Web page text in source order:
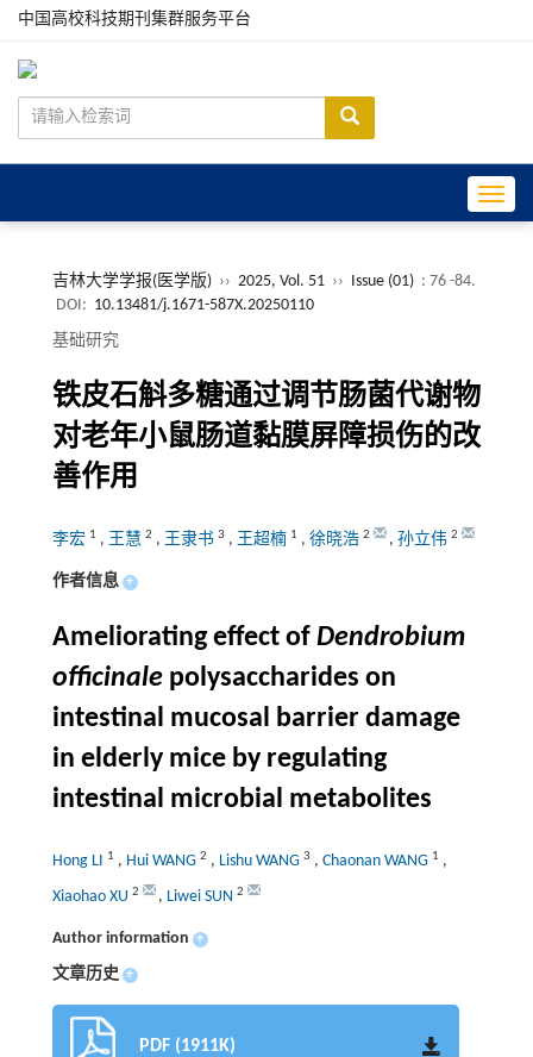
中国高校科技期刊集群服务平台
吉林大学学报(医学版) ›› 2025, Vol. 51 ›› Issue (01) : 76 -84.
DOI: 10.13481/j.1671-587X.20250110
基础研究
铁皮石斛多糖通过调节肠菌代谢物
对老年小鼠肠道黏膜屏障损伤的改
善作用
李宏 1 , 王慧 2 , 王隶书 3 , 王超楠 1 , 徐晓浩 2 , 孙立伟 2
作者信息 +
Ameliorating effect of Dendrobium
officinalepolysaccharides on
intestinal mucosal barrier damage
in elderly mice by regulating
intestinal microbial metabolites
Hong LI 1 , Hui WANG 2 , Lishu WANG 3 , Chaonan WANG 1 ,
Xiaohao XU 2 , Liwei SUN 2
Author information +
文章历史 +
PDF (1911K)